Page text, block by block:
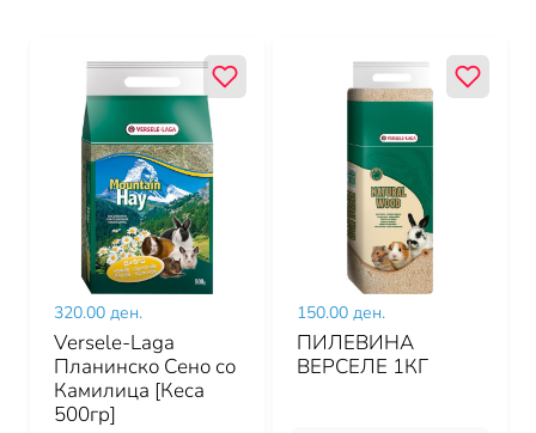
320.00 ден.
Versele-Laga
Планинско Сено со
Камилица [Кеса
500гр]
150.00 ден.
ПИЛЕВИНА
ВЕРСЕЛЕ 1КГ